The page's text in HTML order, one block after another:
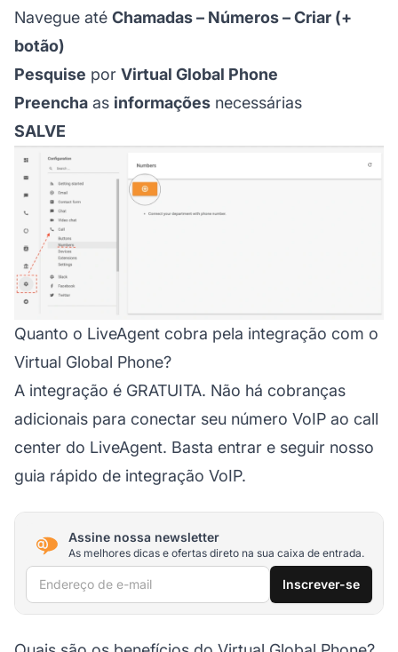
Navegue até Chamadas – Números – Criar (+
botão)
Pesquise por Virtual Global Phone
Preencha as informações necessárias
SALVE
Quanto o LiveAgent cobra pela integração com o
Virtual Global Phone?
A integração é GRATUITA. Não há cobranças
adicionais para conectar seu número VoIP ao call
center do LiveAgent. Basta entrar e seguir nosso
guia rápido de integração VoIP.
Assine nossa newsletter
As melhores dicas e ofertas direto na sua caixa de entrada.
Endereço de e-mail Inscrever-se